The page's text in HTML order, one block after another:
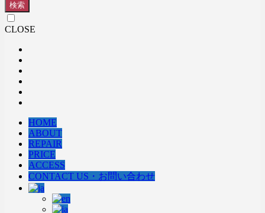
検索
CLOSE
HOME
ABOUT
REPAIR
PRICE
ACCESS
CONTACT US・お問い合わせ